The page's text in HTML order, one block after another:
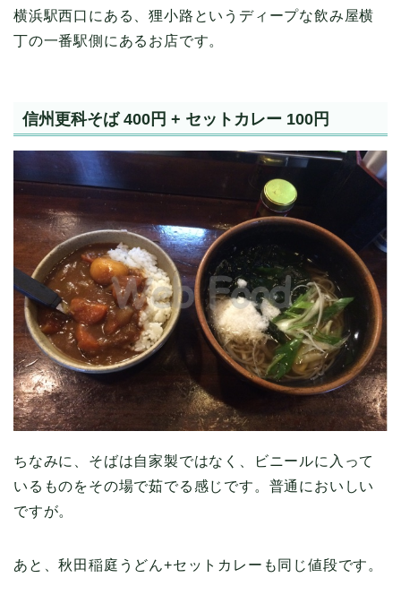
横浜駅西口にある、狸小路というディープな飲み屋横
丁の一番駅側にあるお店です。
信州更科そば 400円 + セットカレー 100円
ちなみに、そばは自家製ではなく、ビニールに入って
いるものをその場で茹でる感じです。普通においしい
ですが。
あと、秋田稲庭うどん+セットカレーも同じ値段です。